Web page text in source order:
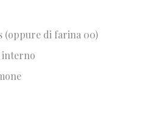
(oppure di farina 00)
interno